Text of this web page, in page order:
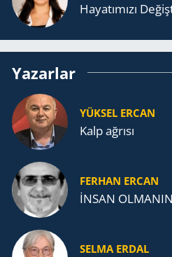
Ha­ya­tı­mı­zı
Yazarlar
YÜKSEL ERCAN
Kalp ağrısı
FERHAN ERCAN
İNSAN
SELMA ERDAL